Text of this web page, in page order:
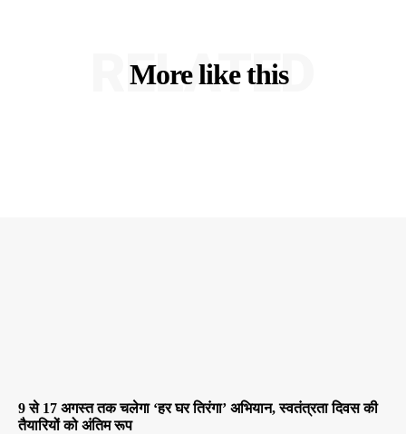
More like this
RELATED
9 से 17 अगस्त तक चलेगा ‘हर घर तिरंगा’ अभियान, स्वतंत्रता दिवस की
तैयारियों को अंतिम रूप